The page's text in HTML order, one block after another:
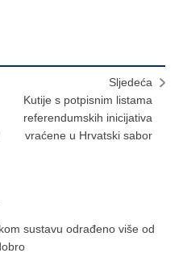
Sljedeća
Kutije s potpisnim listama
referendumskih inicijativa
vraćene u Hrvatski sabor
sustavu odrađeno više od